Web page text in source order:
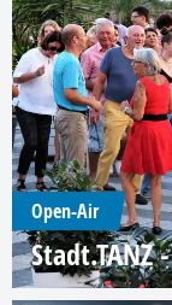
Open-Air
Stadt.TANZ